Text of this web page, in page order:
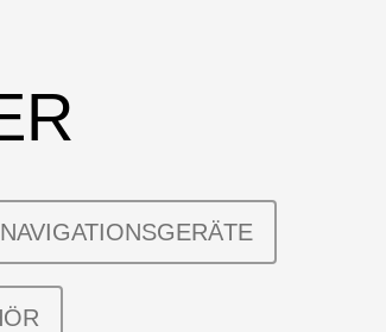
NAVIGATIONSGERÄTE